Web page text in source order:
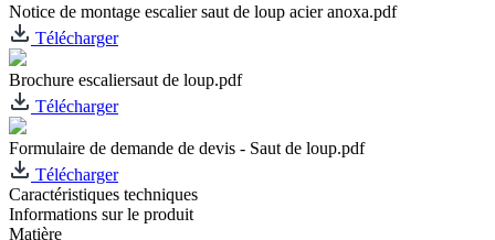
Notice de montage escalier saut de loup acier anoxa.pdf
Télécharger
Brochure escaliersaut de loup.pdf
Télécharger
Formulaire de demande de devis - Saut de loup.pdf
Télécharger
Caractéristiques techniques
Informations sur le produit
Matière